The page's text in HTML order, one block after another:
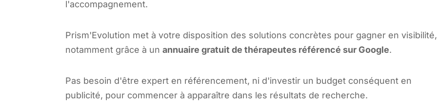
l'accompagnement.
Prism'Evolution met à votre disposition des solutions concrètes pour gagner en visibilité,
notamment grâce à unannuaire gratuit de thérapeutes référencé sur Google.
Pas besoin d'être expert en référencement, ni d'investir un budget conséquent en
publicité, pour commencer à apparaître dans les résultats de recherche.